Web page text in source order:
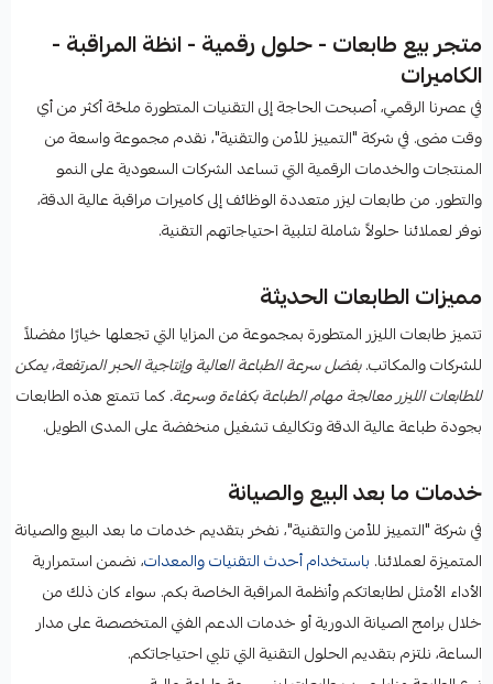
متجر بيع طابعات - حلول رقمية - انظة المراقبة -
الكاميرات
في عصرنا الرقمي، أصبحت الحاجة إلى التقنيات المتطورة ملحّة أكثر من أي
وقت مضى. في شركة "التمييز للأمن والتقنية"، نقدم مجموعة واسعة من
المنتجات والخدمات الرقمية التي تساعد الشركات السعودية على النمو
والتطور. من طابعات ليزر متعددة الوظائف إلى كاميرات مراقبة عالية الدقة،
نوفر لعملائنا حلولاً شاملة لتلبية احتياجاتهم التقنية.
مميزات الطابعات الحديثة
تتميز طابعات الليزر المتطورة بمجموعة من المزايا التي تجعلها خيارًا مفضلاً
للشركات والمكاتب.بفضل سرعة الطباعة العالية وإنتاجية الحبر المرتفعة، يمكن
للطابعات الليزر معالجة مهام الطباعة بكفاءة وسرعة.كما تتمتع هذه الطابعات
بجودة طباعة عالية الدقة وتكاليف تشغيل منخفضة على المدى الطويل.
خدمات ما بعد البيع والصيانة
في شركة "التمييز للأمن والتقنية"، نفخر بتقديم خدمات ما بعد البيع والصيانة
المتميزة لعملائنا. باستخدام أحدث التقنيات والمعدات، نضمن استمرارية
الأداء الأمثل لطابعاتكم وأنظمة المراقبة الخاصة بكم. سواء كان ذلك من
خلال برامج الصيانة الدورية أو خدمات الدعم الفني المتخصصة على مدار
الساعة، نلتزم بتقديم الحلول التقنية التي تلبي احتياجاتكم.